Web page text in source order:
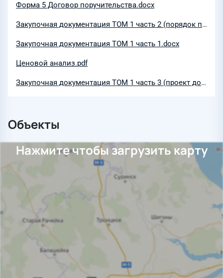
Форма 5 Договор поручительства.docx
Закупочная документация ТОМ 1 часть 2 (порядок проведения) для МСП.docx
Закупочная документация ТОМ 1 часть 1.docx
Ценовой анализ.pdf
Закупочная документация ТОМ 1 часть 3 (проект договора).docx
Объекты
Нажмите чтобы загрузить карту